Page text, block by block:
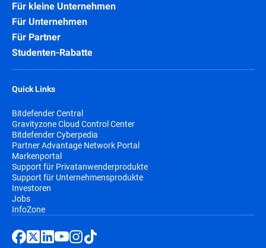
Für kleine Unternehmen
Für Unternehmen
Für Partner
Studenten-Rabatte
Quick Links
Bitdefender Central
Gravityzone Cloud Control Center
Bitdefender Cyberpedia
Partner Advantage Network Portal
Markenportal
Support für Privatanwenderprodukte
Support für Unternehmensprodukte
Investoren
Jobs
InfoZone